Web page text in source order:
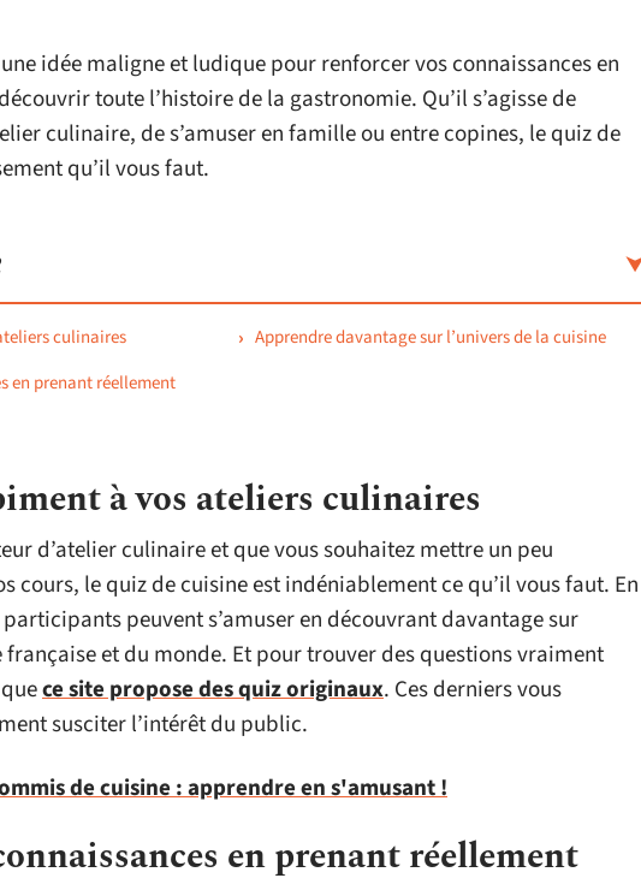
idée maligne et ludique pour renforcer vos connaissances en
toute l’histoire de la gastronomie. Qu’il s’agisse de
culinaire, de s’amuser en famille ou entre copines, le quiz de
qu’il vous faut.
culinaires
en prenant réellement
Apprendre davantage sur l’univers de la cuisine
à vos ateliers culinaires
d’atelier culinaire et que vous souhaitez mettre un peu
cours, le quiz de cuisine est indéniablement ce qu’il vous faut. En
peuvent s’amuser en découvrant davantage sur
française et du monde. Et pour trouver des questions vraiment
ce site propose des quiz originaux. Ces derniers vous
susciter l’intérêt du public.
de cuisine : apprendre en s'amusant !
en prenant réellement